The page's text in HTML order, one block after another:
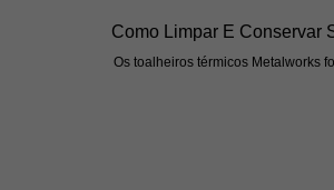
Como Limpar E Conservar
Os toalheiros térmicos Metalworks